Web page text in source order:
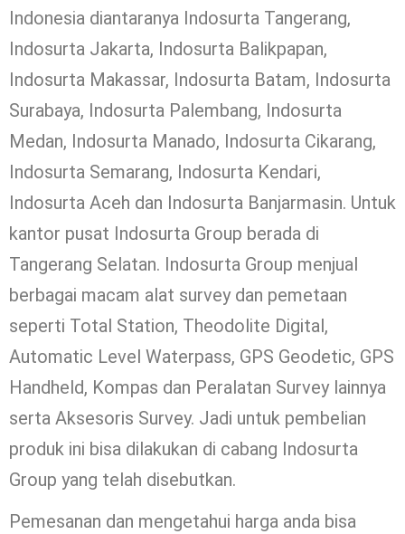
Indonesia diantaranya Indosurta Tangerang,
Indosurta Jakarta, Indosurta Balikpapan,
Indosurta Makassar, Indosurta Batam, Indosurta
Surabaya, Indosurta Palembang, Indosurta
Medan, Indosurta Manado, Indosurta Cikarang,
Indosurta Semarang, Indosurta Kendari,
Indosurta Aceh dan Indosurta Banjarmasin. Untuk
kantor pusat Indosurta Group berada di
Tangerang Selatan. Indosurta Group menjual
berbagai macam alat survey dan pemetaan
seperti Total Station, Theodolite Digital,
Automatic Level Waterpass, GPS Geodetic, GPS
Handheld, Kompas dan Peralatan Survey lainnya
serta Aksesoris Survey. Jadi untuk pembelian
produk ini bisa dilakukan di cabang Indosurta
Group yang telah disebutkan.
Pemesanan dan mengetahui harga anda bisa